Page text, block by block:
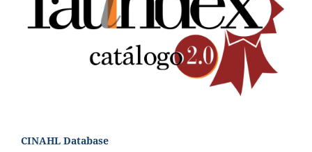
CINAHL Database